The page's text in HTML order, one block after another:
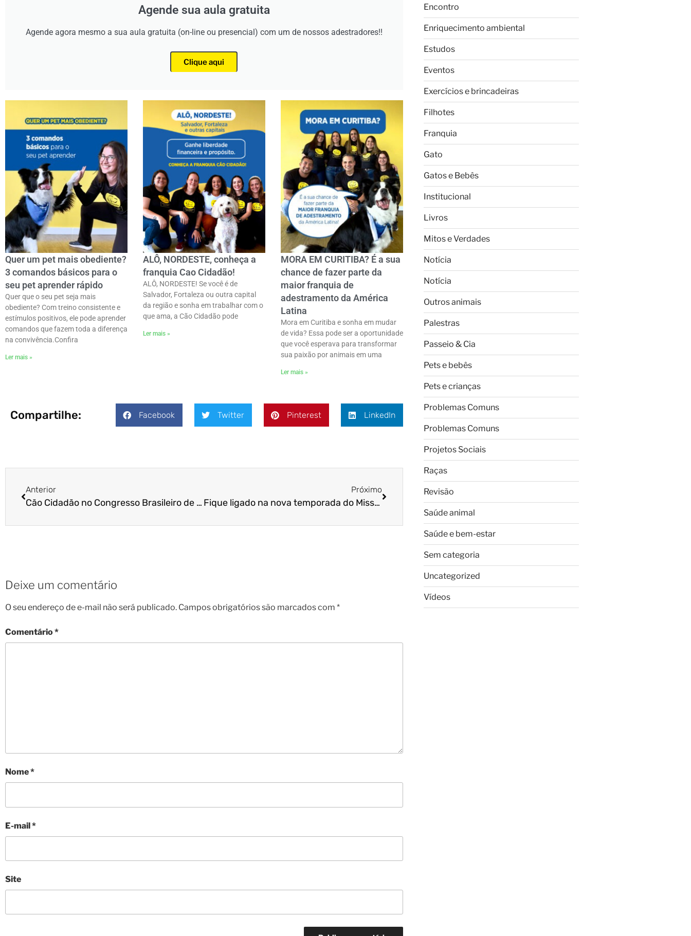
Agende sua aula gratuita
Agende agora mesmo a sua aula gratuita (on-line ou presencial) com um de nossos adestradores!!
Clique aqui
Quer um pet mais obediente?
3 comandos básicos para o
seu pet aprender rápido
Quer que o seu pet seja mais
obediente? Com treino consistente e
estímulos positivos, ele pode aprender
comandos que fazem toda a diferença
na convivência.ㅤConfira
Ler mais »
ALÔ, NORDESTE, conheça a
franquia Cao Cidadão!
ALÔ, NORDESTE! Se você é de
Salvador, Fortaleza ou outra capital
da região e sonha em trabalhar com o
que ama, a Cão Cidadão pode
Ler mais »
MORA EM CURITIBA? É a sua
chance de fazer parte da
maior franquia de
adestramento da América
Latina
Mora em Curitiba e sonha em mudar
de vida? Essa pode ser a oportunidade
que você esperava para transformar
sua paixão por animais em uma
Ler mais »
Compartilhe: Facebook Twitter Pinterest LinkedIn
Anterior
Cão Cidadão no Congresso Brasileiro de Bioética e Bem-estar Animal
Próximo
Fique ligado na nova temporada do Missão Pet!
Deixe um comentário
O seu endereço de e-mail não será publicado. Campos obrigatórios são marcados com *
Comentário*
Nome*
E-mail*
Site
Encontro
Enriquecimento ambiental
Estudos
Eventos
Exercícios e brincadeiras
Filhotes
Franquia
Gato
Gatos e Bebês
Institucional
Livros
Mitos e Verdades
Notícia
Notícia
Outros animais
Palestras
Passeio & Cia
Pets e bebês
Pets e crianças
Problemas Comuns
Problemas Comuns
Projetos Sociais
Raças
Revisão
Saúde animal
Saúde e bem-estar
Sem categoria
Uncategorized
Vídeos